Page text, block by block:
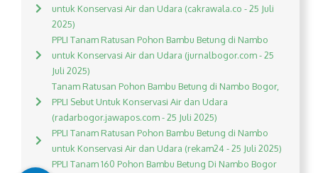
untuk Konservasi Air dan Udara (cakrawala.co - 25 Juli
2025)
PPLI Tanam Ratusan Pohon Bambu Betung di Nambo
untuk Konservasi Air dan Udara (jurnalbogor.com - 25
Juli 2025)
Tanam Ratusan Pohon Bambu Betung di Nambo Bogor,
PPLI Sebut Untuk Konservasi Air dan Udara
(radarbogor.jawapos.com - 25 Juli 2025)
PPLI Tanam Ratusan Pohon Bambu Betung di Nambo
untuk Konservasi Air dan Udara (rekam24 - 25 Juli 2025)
PPLI Tanam 160 Pohon Bambu Betung Di Nambo Bogor